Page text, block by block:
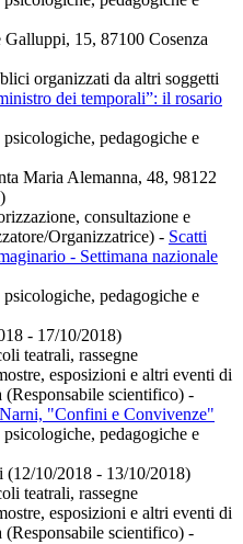
15, 87100 Cosenza
organizzati da altri soggetti
dei temporali”: il rosario
pedagogiche e
Maria Alemanna, 48, 98122
consultazione e
Organizzatrice) - Scatti
- Settimana nazionale
pedagogiche e
- 17/10/2018)
teatrali, rassegne
esposizioni e altri eventi di
scientifico) -
"Confini e Convivenze"
pedagogiche e
(12/10/2018 - 13/10/2018)
teatrali, rassegne
esposizioni e altri eventi di
scientifico) -